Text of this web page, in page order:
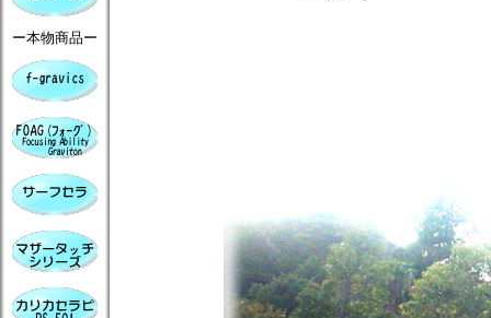
ー本物商品ー